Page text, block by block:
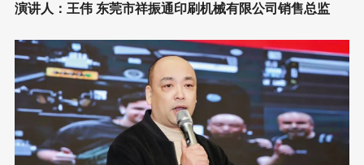
演讲人：王伟 东莞市祥振通印刷机械有限公司销售总监